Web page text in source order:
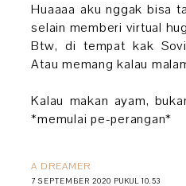
Huaaaa aku nggak bisa
selain memberi virtual
Btw, di tempat kak
Atau memang kalau
Kalau makan ayam,
*memulai pe-perangan*
A DREAMER
7 SEPTEMBER 2020 PUKUL 10.53